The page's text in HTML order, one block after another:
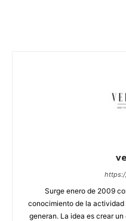
Surge enero de 2009
conocimiento de la
generan. La idea es crear